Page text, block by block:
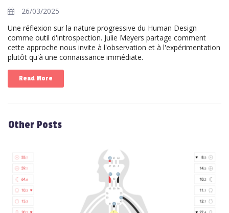
26/03/2025
Une réflexion sur la nature progressive du Human Design
comme outil d'introspection. Julie Meyers partage comment
cette approche nous invite à l'observation et à l'expérimentation
plutôt qu'à une connaissance immédiate.
Read More
Other Posts